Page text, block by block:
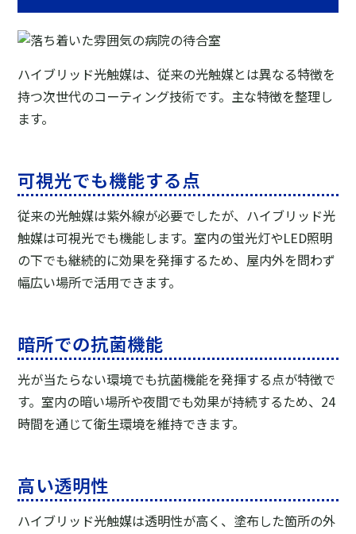
ハイブリッド光触媒は、従来の光触媒とは異なる特徴を
持つ次世代のコーティング技術です。主な特徴を整理し
ます。
可視光でも機能する点
従来の光触媒は紫外線が必要でしたが、ハイブリッド光
触媒は可視光でも機能します。室内の蛍光灯やLED照明
の下でも継続的に効果を発揮するため、屋内外を問わず
幅広い場所で活用できます。
暗所での抗菌機能
光が当たらない環境でも抗菌機能を発揮する点が特徴で
す。室内の暗い場所や夜間でも効果が持続するため、24
時間を通じて衛生環境を維持できます。
高い透明性
ハイブリッド光触媒は透明性が高く、塗布した箇所の外